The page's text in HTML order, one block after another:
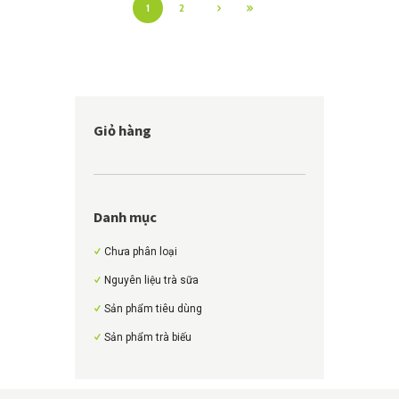
1 2
Giỏ hàng
Danh mục
Chưa phân loại
Nguyên liệu trà sữa
Sản phẩm tiêu dùng
Sản phẩm trà biếu